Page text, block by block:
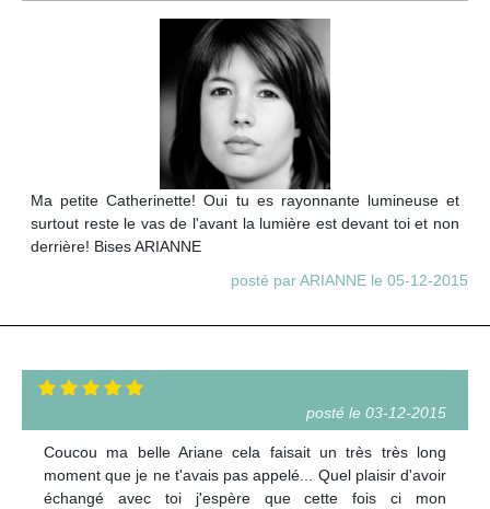
Ma petite Catherinette! Oui tu es rayonnante lumineuse et
surtout reste le vas de l'avant la lumière est devant toi et non
derrière! Bises ARIANNE
posté par ARIANNE le 05-12-2015
posté le 03-12-2015
Coucou ma belle Ariane cela faisait un très très long
moment que je ne t'avais pas appelé... Quel plaisir d'avoir
échangé avec toi j'espère que cette fois ci mon